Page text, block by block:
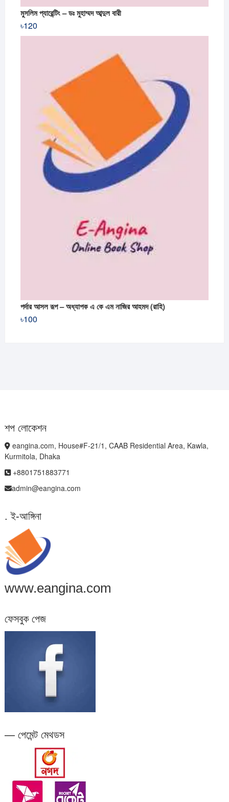
মুসলিম প্যারেন্টিং – ডঃ মুহাম্মদ আব্দুল বারী
৳120
পর্দার আসল রূপ – অধ্যাপক এ কে এম নাজির আহমদ (রাহি)
৳100
শপ লোকেশন
eangina.com, House#F-21/1, CAAB Residential Area, Kawla,
Kurmitola, Dhaka
+8801751883771
admin@eangina.com
. ই-আঙ্গিনা
www.eangina.com
ফেসবুক পেজ
— পেমেন্ট মেথডস